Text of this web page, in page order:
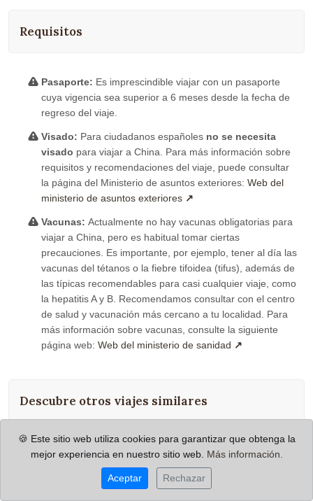
Requisitos
Pasaporte: Es imprescindible viajar con un pasaporte
cuya vigencia sea superior a 6 meses desde la fecha de
regreso del viaje.
Visado: Para ciudadanos españoles no se necesita
visado para viajar a China. Para más información sobre
requisitos y recomendaciones del viaje, puede consultar
la página del Ministerio de asuntos exteriores: Web del
ministerio de asuntos exteriores
Vacunas: Actualmente no hay vacunas obligatorias para
viajar a China, pero es habitual tomar ciertas
precauciones. Es importante, por ejemplo, tener al día las
vacunas del tétanos o la fiebre tifoidea (tifus), además de
las típicas recomendables para casi cualquier viaje, como
la hepatitis A y B. Recomendamos consultar con el centro
de salud y vacunación más cercano a tu localidad. Para
más información sobre vacunas, consulte la siguiente
página web: Web del ministerio de sanidad
Descubre otros viajes similares
Viajero que profundiza
Guía de habla hispana
🍪 Este sitio web utiliza cookies para garantizar que obtenga la
mejor experiencia en nuestro sitio web. Más información.
Aceptar Rechazar